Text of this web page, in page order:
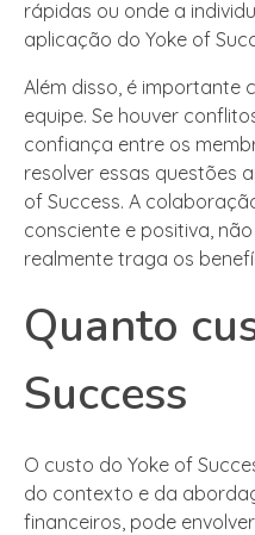
rápidas ou onde a
aplicação do Yoke of
Além disso, é importante
equipe. Se houver
confiança entre os
resolver essas questões
of Success. A
consciente e positiva,
realmente traga os
Quanto
Success
O custo do Yoke of
do contexto e da
financeiros, pode